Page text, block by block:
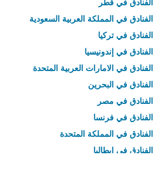
الفنادق في المملكة العربية السعودية
الفنادق في تركيا
الفنادق في إندونيسيا
الفنادق في الامارات العربية المتحدة
الفنادق في البحرين
الفنادق في مصر
الفنادق في فرنسا
الفنادق في المملكة المتحدة
الفنادق في إيطاليا